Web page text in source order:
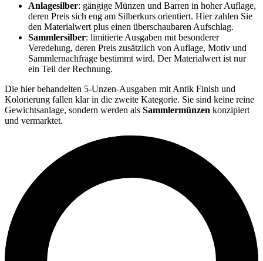
Anlagesilber: gängige Münzen und Barren in hoher Auflage,
deren Preis sich eng am Silberkurs orientiert. Hier zahlen Sie
den Materialwert plus einen überschaubaren Aufschlag.
Sammlersilber: limitierte Ausgaben mit besonderer
Veredelung, deren Preis zusätzlich von Auflage, Motiv und
Sammlernachfrage bestimmt wird. Der Materialwert ist nur
ein Teil der Rechnung.
Die hier behandelten 5-Unzen-Ausgaben mit Antik Finish und
Kolorierung fallen klar in die zweite Kategorie. Sie sind keine reine
Gewichtsanlage, sondern werden als Sammlermünzen konzipiert
und vermarktet.